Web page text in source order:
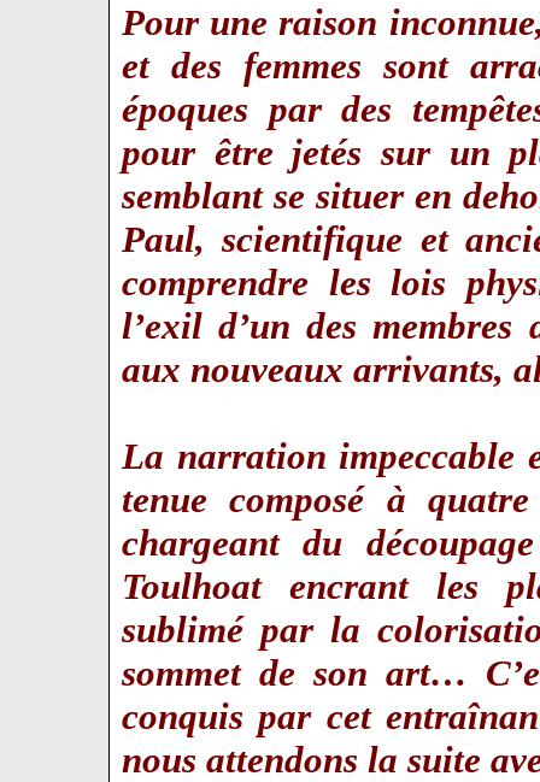
Pour une raison
et des femmes sont
époques par des
pour être jetés sur un
semblant se situer en
Paul, scientifique et
comprendre les lois
l’exil d’un des
aux nouveaux arrivants,
La narration impeccable
tenue composé à
chargeant du
Toulhoat encrant les
sublimé par la
sommet de son art…
conquis par cet
nous attendons la suite